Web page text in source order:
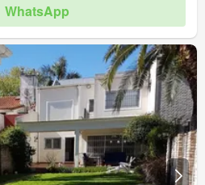
WhatsApp